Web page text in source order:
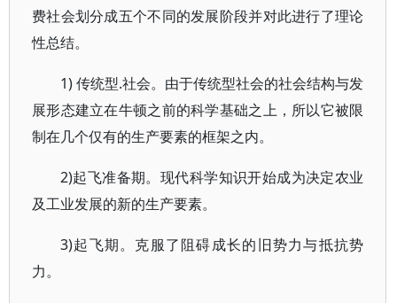
费社会划分成五个不同的发展阶段并对此进行了理论
性总结。
1) 传统型.社会。由于传统型社会的社会结构与发
展形态建立在牛顿之前的科学基础之上，所以它被限
制在几个仅有的生产要素的框架之内。
2)起飞准备期。现代科学知识开始成为决定农业
及工业发展的新的生产要素。
3)起飞期。克服了阻碍成长的旧势力与抵抗势
力。